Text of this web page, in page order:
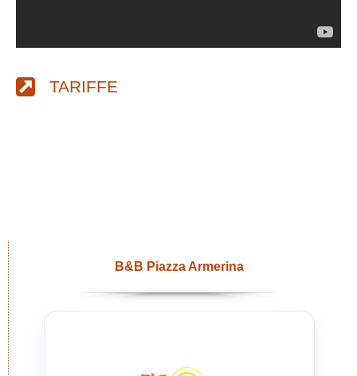
TARIFFE
B&B Piazza Armerina